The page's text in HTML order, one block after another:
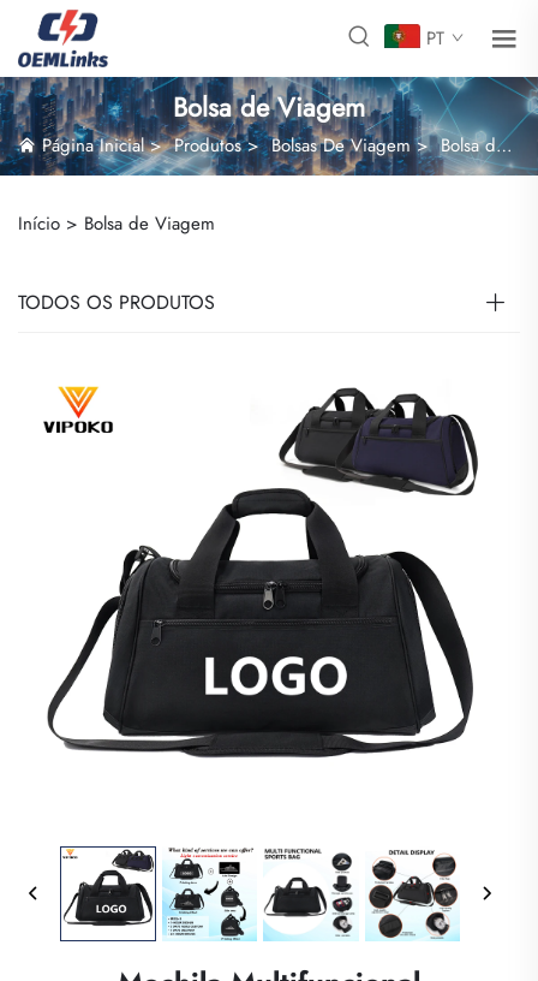
PT
Bolsa de Viagem
Página Inicial>Produtos>Bolsas De Viagem>Bolsa de Viagem
Início > Bolsa de Viagem
TODOS OS PRODUTOS